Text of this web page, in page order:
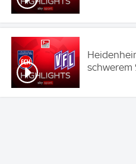
schwerem